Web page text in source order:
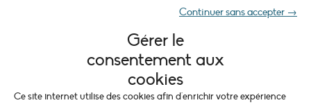
Gérer le
consentement aux
cookies
Ce site internet utilise des cookies afin d'enrichir votre expérience
Continuer sans accepter →
INFORMATIONS LÉGALES
Mentions légales